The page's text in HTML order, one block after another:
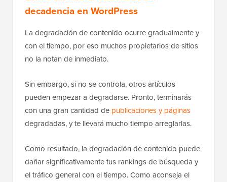
decadencia en WordPress
La degradación de contenido ocurre gradualmente y
con el tiempo, por eso muchos propietarios de sitios
no la notan de inmediato.
Sin embargo, si no se controla, otros artículos
pueden empezar a degradarse. Pronto, terminarás
con una gran cantidad de publicaciones y páginas
degradadas, y te llevará mucho tiempo arreglarlas.
Como resultado, la degradación de contenido puede
dañar significativamente tus rankings de búsqueda y
el tráfico general con el tiempo. Como aconseja el